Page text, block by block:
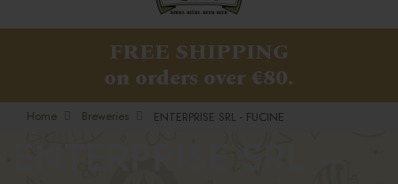
FREE SHIPPING
on orders over €80.
Home Breweries ENTERPRISE SRL - FUCINE